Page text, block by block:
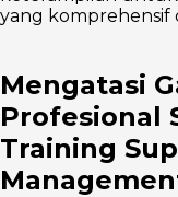
yang komprehensif
Mengatasi
Profesional
Training